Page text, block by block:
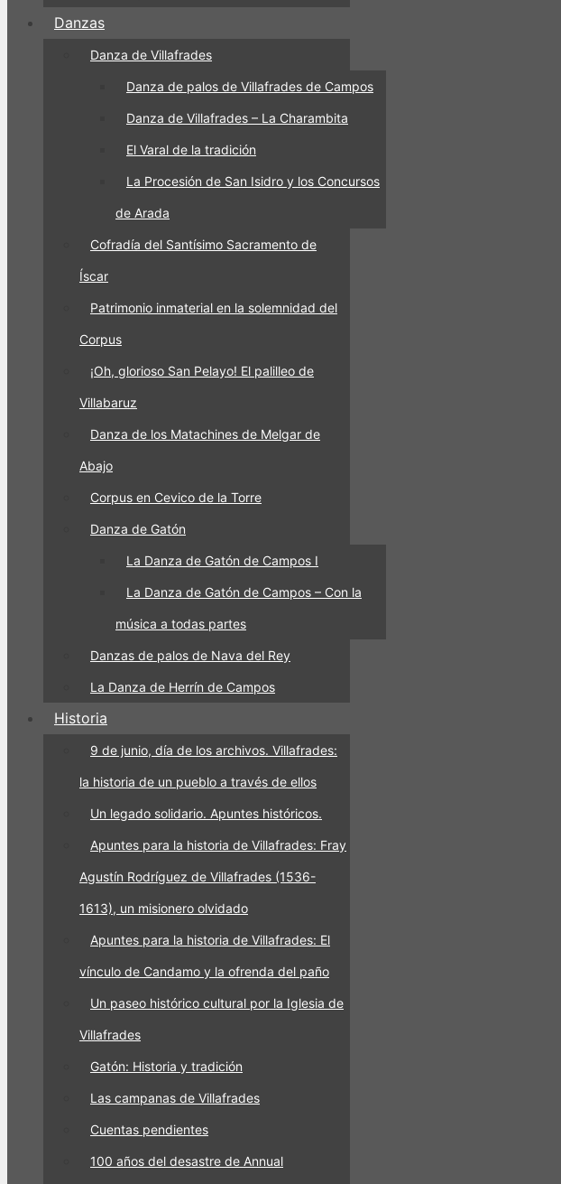
Danzas
Danza de Villafrades
Danza de palos de Villafrades de Campos
Danza de Villafrades – La Charambita
El Varal de la tradición
La Procesión de San Isidro y los Concursos
de Arada
Cofradía del Santísimo Sacramento de
Íscar
Patrimonio inmaterial en la solemnidad del
Corpus
¡Oh, glorioso San Pelayo! El palilleo de
Villabaruz
Danza de los Matachines de Melgar de
Abajo
Corpus en Cevico de la Torre
Danza de Gatón
La Danza de Gatón de Campos I
La Danza de Gatón de Campos – Con la
música a todas partes
Danzas de palos de Nava del Rey
La Danza de Herrín de Campos
Historia
9 de junio, día de los archivos. Villafrades:
la historia de un pueblo a través de ellos
Un legado solidario. Apuntes históricos.
Apuntes para la historia de Villafrades: Fray
Agustín Rodríguez de Villafrades (1536-
1613), un misionero olvidado
Apuntes para la historia de Villafrades: El
vínculo de Candamo y la ofrenda del paño
Un paseo histórico cultural por la Iglesia de
Villafrades
Gatón: Historia y tradición
Las campanas de Villafrades
Cuentas pendientes
100 años del desastre de Annual